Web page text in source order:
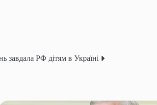
РФ дітям в Україні